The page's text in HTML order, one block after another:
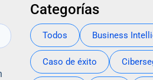
Categorías
Todos Business
Caso de éxito